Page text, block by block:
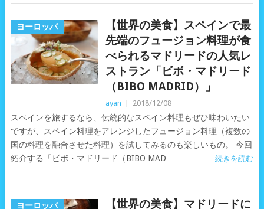
ヨーロッパ
【世界の美食】スペインで最
先端のフュージョン料理が食
べられるマドリードの人気レ
ストラン「ビボ・マドリード
（BIBO MADRID）」
ayan 2018/12/08
スペインを旅するなら、伝統的なスペイン料理もぜひ味わいたい
ですが、スペイン料理をアレンジしたフュージョン料理（複数の
国の料理を融合させた料理）を試してみるのも楽しいもの。 今回
紹介する「ビボ・マドリード（BIBO MAD
続きを読む
ヨーロッパ
【世界の美食】マドリードに